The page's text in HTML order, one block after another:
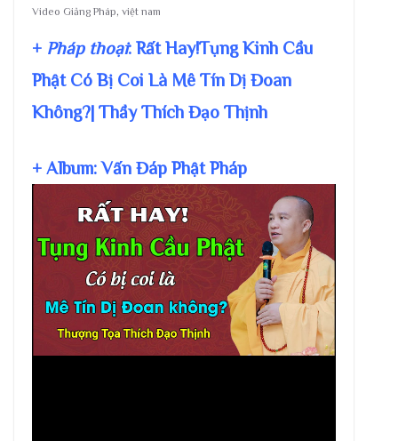
Video Giảng Pháp, việt nam
+ Pháp thoại: Rất Hay!Tụng Kinh Cầu
Phật Có Bị Coi Là Mê Tín Dị Đoan
Không?| Thầy Thích Đạo Thịnh
+ Album: Vấn Đáp Phật Pháp